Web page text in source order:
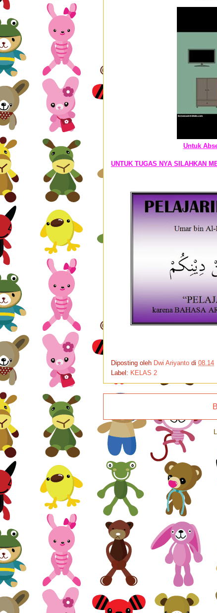
Untuk
UNTUK TUGAS NYA SILAHKAN
Diposting oleh Dwi Ariyanto di 08.14
Label: KELAS 2